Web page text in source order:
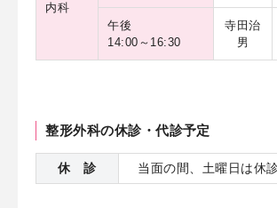
内科
午後
14:00～16:30
寺田治
男
整形外科の休診・代診予定
休 診 当面の間、土曜日は休